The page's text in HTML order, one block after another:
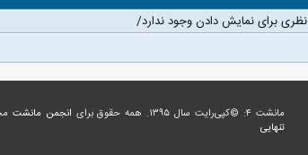
نظری برای نمایش دادن وجود ندارد/
مانشت ۴: ©کپی‌رایت سال ۱۳۹۵. همه حقوق برای انجمن مانشت
تنهایی